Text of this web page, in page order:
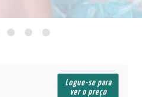
Logue-se para
ver o preço